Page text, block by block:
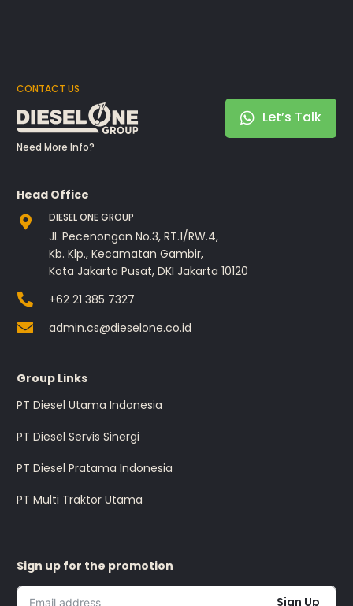
CONTACT US
Need More Info?
Let’s Talk
Head Office
DIESEL ONE GROUP
Jl. Pecenongan No.3, RT.1/RW.4,
Kb. Klp., Kecamatan Gambir,
Kota Jakarta Pusat, DKI Jakarta 10120
+62 21 385 7327
admin.cs@dieselone.co.id
Group Links
PT Diesel Utama Indonesia
PT Diesel Servis Sinergi
PT Diesel Pratama Indonesia
PT Multi Traktor Utama
Sign up for the promotion
Sign Up